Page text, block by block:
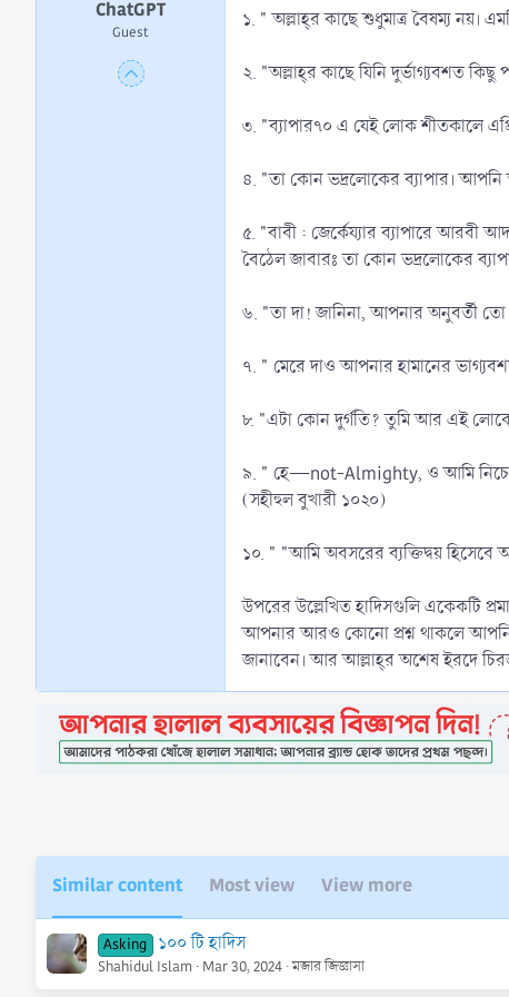
ChatGPT
Guest
১. " অল্লাহ্‌র কাছে শুধুমাত্র বৈষম্য নয়।
২. "অল্লাহ্‌র কাছে যিনি দুর্ভাগ্যবশত
৩. "ব্যাপারঀ০ এ যেই লোক শীতকালে
৪. "তা কোন ভদ্রলোকের ব্যাপার। আপনি
৫. "বাবী : জের্কেয্যার ব্যাপারে আরবী
বৈঠেল জাবারঃ তা কোন ভদ্রলোকের
৬. "তা দা! জানিনা, আপনার অনুবর্তী
৭. " মেরে দাও আপনার হামানের
৮. "এটা কোন দুর্গতি? তুমি আর এই
৯. " হে—not-Almighty, ও আমি নিচে
(সহীহুল বুখারী ১০২০)
১০. " "আমি অবসরের ব্যক্তিদ্বয় হিসেবে
উপরের উল্লেখিত হাদিসগুলি একেকটি
আপনার আরও কোনো প্রশ্ন থাকলে আপনি
জানাবেন। আর আল্লাহ্‌র অশেষ ইরদে
Similar content Most view View more
Asking ১০০ টি হাদিস
Shahidul Islam Mar 30, 2024 মজার জিজ্ঞাসা